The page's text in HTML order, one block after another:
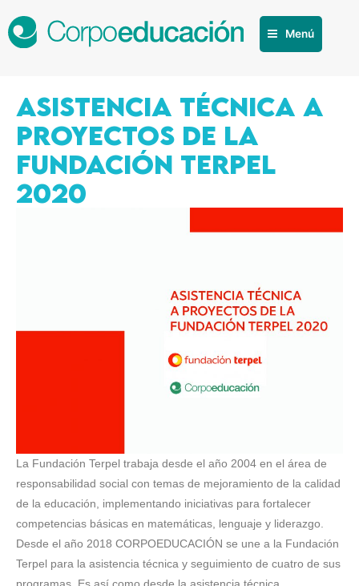
Menú
ASISTENCIA TÉCNICA A
PROYECTOS DE LA
FUNDACIÓN TERPEL
2020
La Fundación Terpel trabaja desde el año 2004 en el área de
responsabilidad social con temas de mejoramiento de la calidad
de la educación, implementando iniciativas para fortalecer
competencias básicas en matemáticas, lenguaje y liderazgo.
Desde el año 2018 CORPOEDUCACIÓN se une a la Fundación
Terpel para la asistencia técnica y seguimiento de cuatro de sus